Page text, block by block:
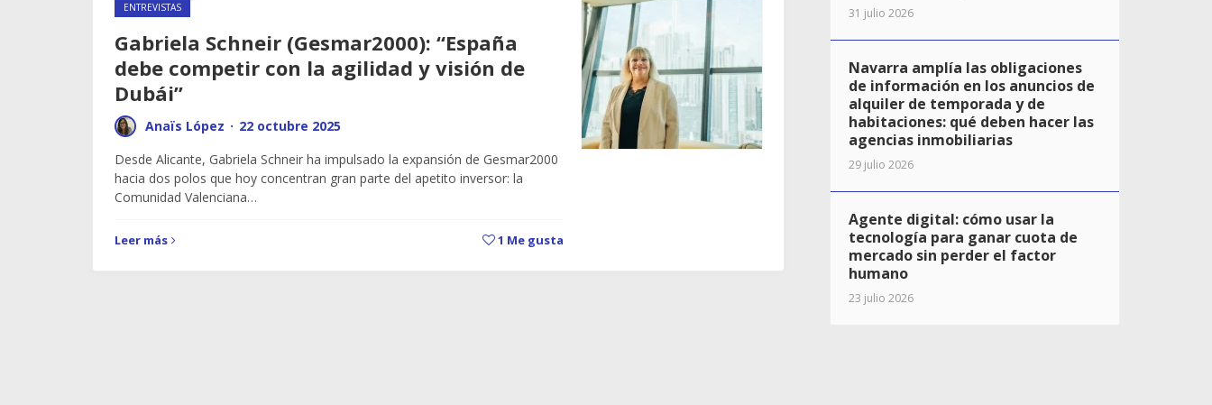
ENTREVISTAS
Gabriela Schneir (Gesmar2000): “España
debe competir con la agilidad y visión de
Dubái”
Anaïs López · 22 octubre 2025
Desde Alicante, Gabriela Schneir ha impulsado la expansión de Gesmar2000
hacia dos polos que hoy concentran gran parte del apetito inversor: la
Comunidad Valenciana…
Leer más 1 Me gusta
31 julio 2026
Navarra amplía las obligaciones
de información en los anuncios de
alquiler de temporada y de
habitaciones: qué deben hacer las
agencias inmobiliarias
29 julio 2026
Agente digital: cómo usar la
tecnología para ganar cuota de
mercado sin perder el factor
humano
23 julio 2026